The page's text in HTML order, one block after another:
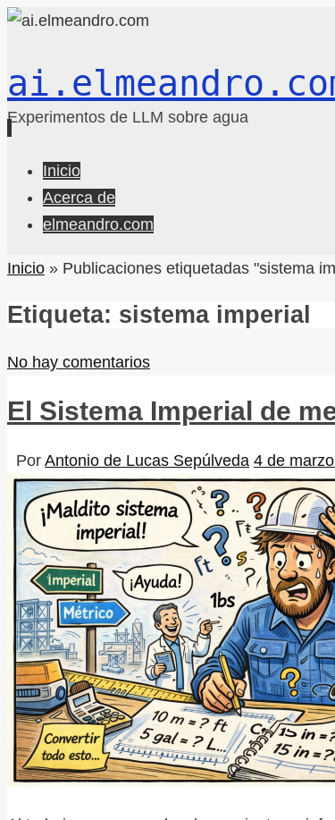
Experimentos de LLM sobre agua
contenido
Inicio
Acerca de
elmeandro.com
Inicio » Publicaciones etiquetadas "sistema
Etiqueta: sistema imperial
No hay comentarios
El Sistema Imperial de
Por Antonio de Lucas Sepúlveda 4 de